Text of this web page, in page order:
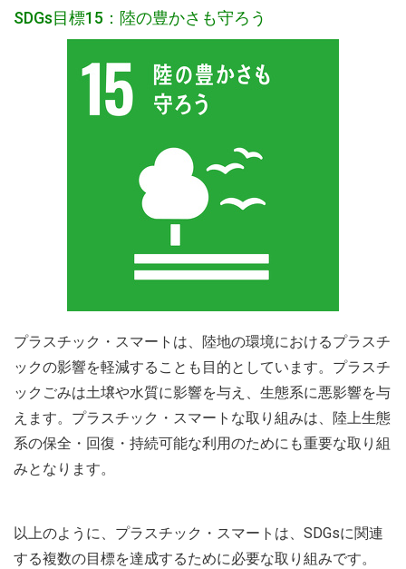
SDGs目標15：陸の豊かさも守ろう
プラスチック・スマートは、陸地の環境におけるプラスチ
ックの影響を軽減することも目的としています。プラスチ
ックごみは土壌や水質に影響を与え、生態系に悪影響を与
えます。プラスチック・スマートな取り組みは、陸上生態
系の保全・回復・持続可能な利用のためにも重要な取り組
みとなります。
以上のように、プラスチック・スマートは、SDGsに関連
する複数の目標を達成するために必要な取り組みです。